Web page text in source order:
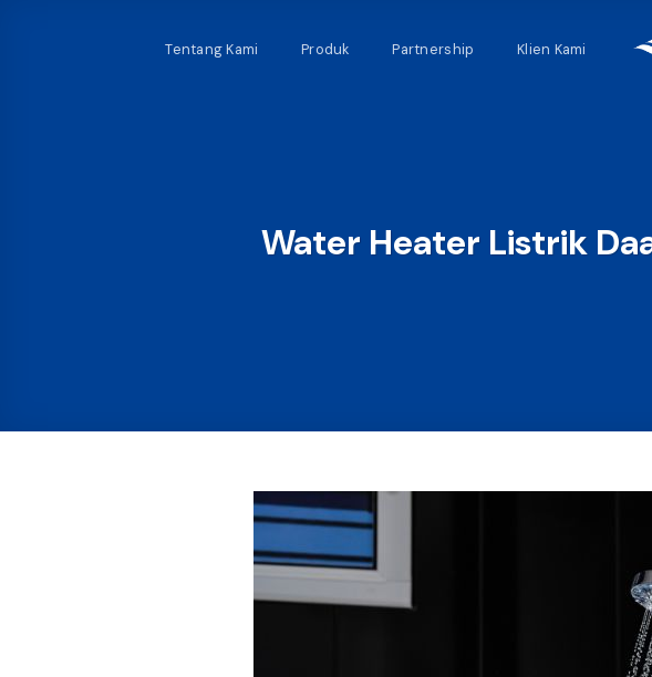
Tentang Kami Produk Partnership Klien Kami
Water Heater Listrik